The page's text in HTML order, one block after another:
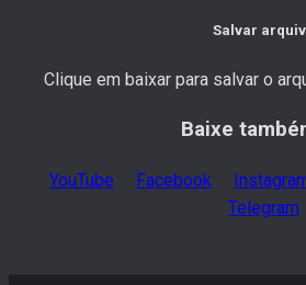
Salvar
Clique em baixar para salvar o
Baixe
YouTube Facebook
Telegram